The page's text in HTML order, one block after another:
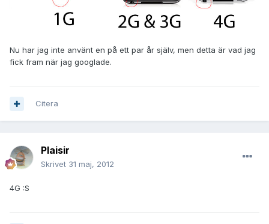
Nu har jag inte använt en på ett par år själv, men detta är vad jag
fick fram när jag googlade.
Citera
Plaisir
Skrivet 31 maj, 2012
4G :S